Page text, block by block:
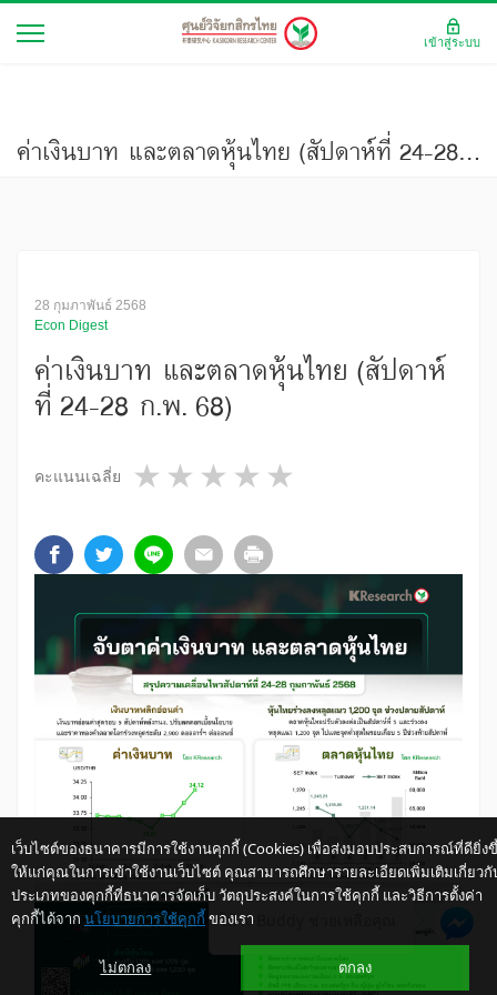
ค่าเงินบาท และตลาดหุ้นไทย (สัปดาห์ที่ 24-28 ก.พ. 68)
28 กุมภาพันธ์ 2568
Econ Digest
ค่าเงินบาท และตลาดหุ้นไทย (สัปดาห์
ที่ 24-28 ก.พ. 68)
คะแนนเฉลี่ย 4 stars
3 stars
2 stars
1 star
เว็บไซต์ของธนาคารมีการใช้งานคุกกี้ (Cookies) เพื่อส่งมอบประสบการณ์ที่ดียิ่ง
ให้แก่คุณในการเข้าใช้งานเว็บไซต์ คุณสามารถศึกษารายละเอียดเพิ่มเติมเกี่ยวกั
ประเภทของคุกกี้ที่ธนาคารจัดเก็บ วัตถุประสงค์ในการใช้คุกกี้ และวิธีการตั้งค่า
คุกกี้ได้จาก นโยบายการใช้คุกกี้ ของเรา
ไม่ตกลง ตกลง
เข้าสู่ระบบ
ให้ K-Buddy ช่วยเหลือคุณ